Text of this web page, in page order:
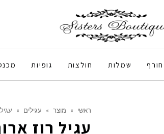
חורף שמלות חולצות גופיות
ראשי » מוצר » עגילים »
עגיל רוז